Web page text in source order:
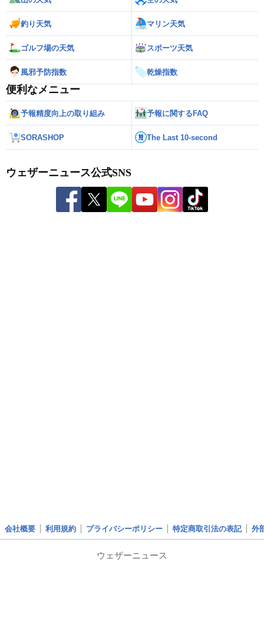
釣り天気 マリン天気
ゴルフ場の天気 スポーツ天気
風邪予防指数 乾燥指数
便利なメニュー
予報精度向上の取り組み 予報に関するFAQ
SORASHOP The Last 10-second
ウェザーニュース公式SNS
会社概要 利用規約 プライバシーポリシー 特定商取引法の表記 外
ウェザーニュース